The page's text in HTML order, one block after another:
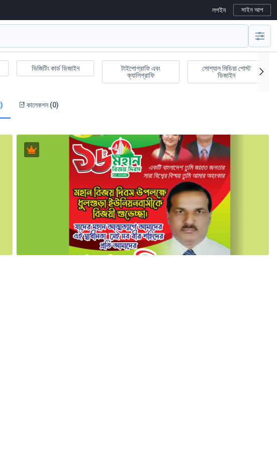
লগইন সাইন আপ
ভিজিটিং কার্ড ডিজাইন
টাইপোগ্রাফি এবং
ক্যালিগ্রাফি
সোশ্যাল মিডিয়া পোস্ট
ডিজাইন
কালেকশন (0)